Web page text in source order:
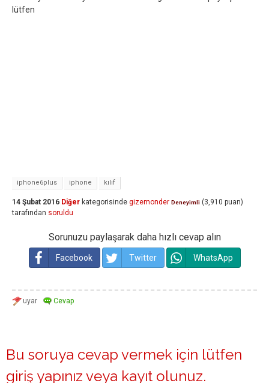
lütfen
iphone6plus iphone kılıf
14 Şubat 2016 Diğer kategorisinde gizemonder Deneyimli (3,910 puan)
tarafından soruldu
Sorunuzu paylaşarak daha hızlı cevap alın
Facebook Twitter WhatsApp
Bu soruya cevap vermek için lütfen
giriş yapınız veya kayıt olunuz.